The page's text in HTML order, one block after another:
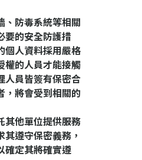
、防毒系統等相關
要的安全防護措
個人資料採用嚴格
權的人員才能接觸
人員皆簽有保密合
，將會受到相關的
其他單位提供服務
遵守保密義務，
確定其將確實遵